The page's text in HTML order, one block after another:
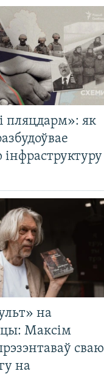
пляцдарм»: як
на
Максім
сваю
на